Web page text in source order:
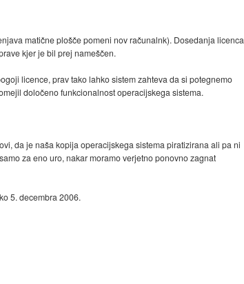
matične plošče pomeni nov računalnk). Dosedanja licenca
kjer je bil prej nameščen.
licence, prav tako lahko sistem zahteva da si potegnemo
določeno funkcionalnost operacijskega sistema.
da je naša kopija operacijskega sistema piratizirana ali pa ni
za eno uro, nakar moramo verjetno ponovno zagnat
5. decembra 2006.